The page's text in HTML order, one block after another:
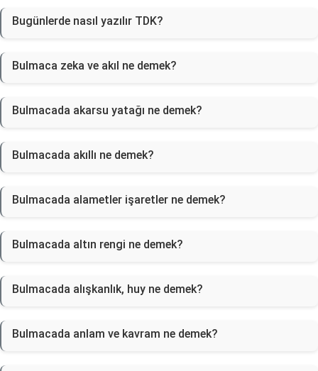
Bugünlerde nasıl yazılır TDK?
Bulmaca zeka ve akıl ne demek?
Bulmacada akarsu yatağı ne demek?
Bulmacada akıllı ne demek?
Bulmacada alametler işaretler ne demek?
Bulmacada altın rengi ne demek?
Bulmacada alışkanlık, huy ne demek?
Bulmacada anlam ve kavram ne demek?